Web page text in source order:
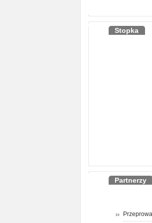
Stopka
Partnerzy